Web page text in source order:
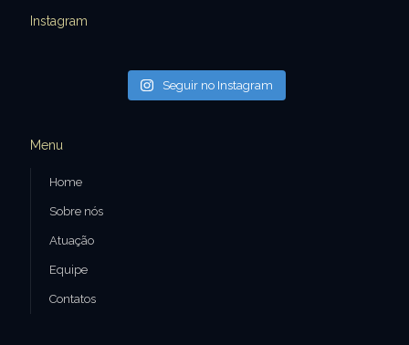
Instagram
Seguir no Instagram
Menu
Home
Sobre nós
Atuação
Equipe
Contatos